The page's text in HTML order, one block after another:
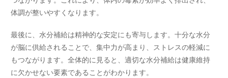
体調が整いやすくなります。
最後に、水分補給は精神的な安定にも寄与します。十分な水分
が脳に供給されることで、集中力が高まり、ストレスの軽減に
もつながります。全体的に見ると、適切な水分補給は健康維持
に欠かせない要素であることがわかります。